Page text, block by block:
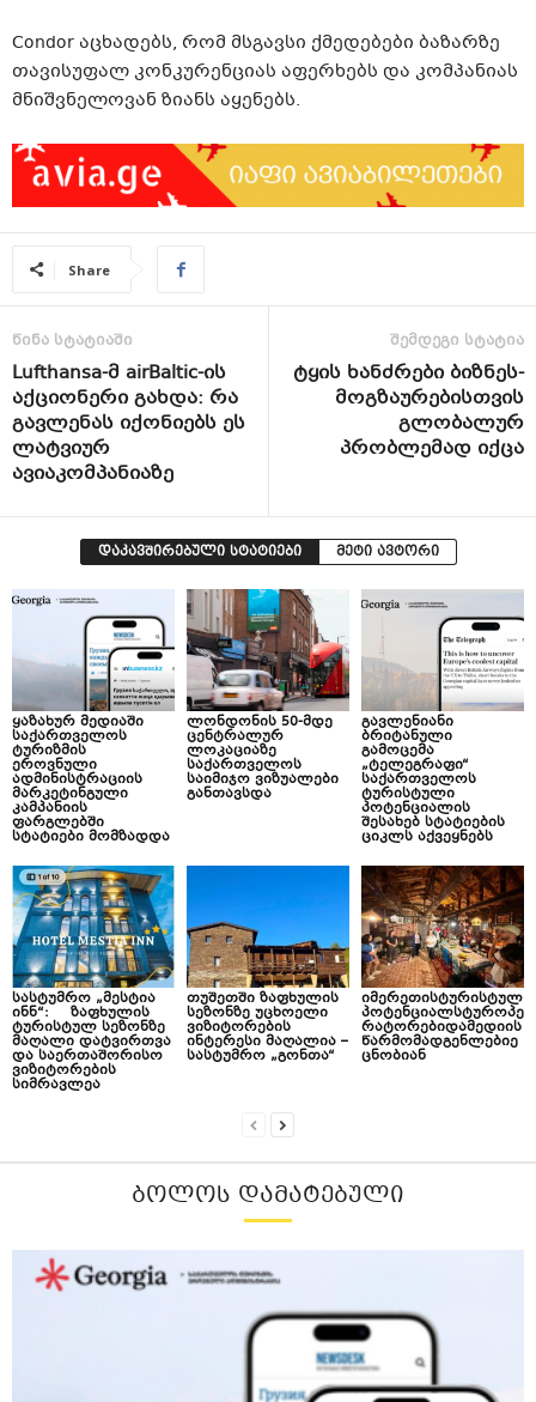
Condor აცხადებს, რომ მსგავსი ქმედებები ბაზარზე
თავისუფალ კონკურენციას აფერხებს და კომპანიას
მნიშვნელოვან ზიანს აყენებს.
Share
წინა სტატიაში
Lufthansa-მ airBaltic-ის
აქციონერი გახდა: რა
გავლენას იქონიებს ეს
ლატვიურ
ავიაკომპანიაზე
შემდეგი სტატია
ტყის ხანძრები ბიზნეს-
მოგზაურებისთვის
გლობალურ
პრობლემად იქცა
დაკავშირებული სტატიები მეტი ავტორი
ყაზახურ მედიაში
საქართველოს
ტურიზმის
ეროვნული
ადმინისტრაციის
მარკეტინგული
კამპანიის
ფარგლებში
სტატიები მომზადდა
ლონდონის 50-მდე
ცენტრალურ
ლოკაციაზე
საქართველოს
საიმიჯო ვიზუალები
განთავსდა
გავლენიანი
ბრიტანული
გამოცემა
„ტელეგრაფი“
საქართველოს
ტურისტული
პოტენციალის
შესახებ სტატიების
ციკლს აქვეყნებს
სასტუმრო „მესტია
ინნ“: ზაფხულის
ტურისტულ სეზონზე
მაღალი დატვირთვა
და საერთაშორისო
ვიზიტორების
სიმრავლეა
თუშეთში ზაფხულის
სეზონზე უცხოელი
ვიზიტორების
ინტერესი მაღალია –
სასტუმრო „გონთა“
იმერეთისტურისტულ
პოტენციალსტუროპე
რატორებიდამედიის
წარმომადგენლებიე
ცნობიან
ᲑᲝᲚᲝᲡ ᲓᲐᲛᲐᲢᲔᲑᲣᲚᲘ